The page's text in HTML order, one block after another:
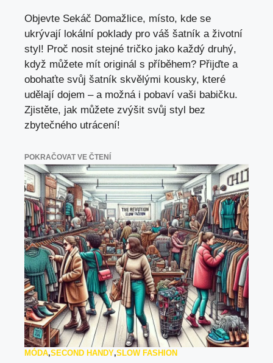
Objevte Sekáč Domažlice, místo, kde se
ukrývají lokální poklady pro váš šatník a životní
styl! Proč nosit stejné tričko jako každý druhý,
když můžete mít originál s příběhem? Přijďte a
obohaťte svůj šatník skvělými kousky, které
udělají dojem – a možná i pobaví vaši babičku.
Zjistěte, jak můžete zvýšit svůj styl bez
zbytečného utrácení!
POKRAČOVAT VE ČTENÍ
MÓDA,SECOND HANDY,SLOW FASHION